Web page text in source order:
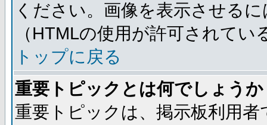
ください。画像を表示させる
（HTMLの使用が許可されて
トップに戻る
重要トピックとは何でしょうか
重要トピックは、掲示板利用